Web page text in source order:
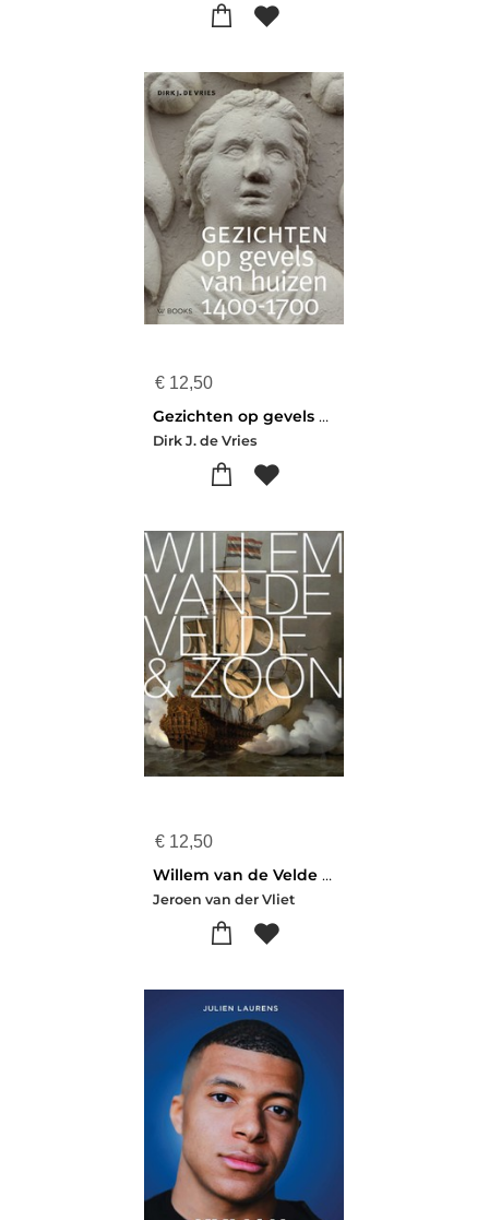
€ 12,50
Gezichten op gevels van huizen 1400-1700
Dirk J. de Vries
€ 12,50
Willem van de Velde & Zoon
Jeroen van der Vliet